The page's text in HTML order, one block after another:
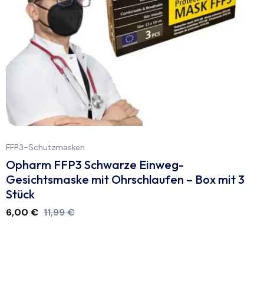
FFP3-Schutzmasken
Opharm FFP3 Schwarze Einweg-
Gesichtsmaske mit Ohrschlaufen – Box mit 3
Stück
6,00 € 11,99€